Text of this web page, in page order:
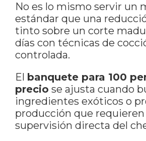
No es lo mismo servir un
estándar que una
tinto sobre un corte
días con técnicas de
controlada.
El banquete para 100
precio se ajusta cuando
ingredientes exóticos o
producción que requieren
supervisión directa del